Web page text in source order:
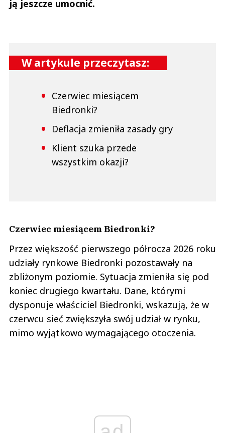
ją jeszcze umocnić.
W artykule przeczytasz:
Czerwiec miesiącem
Biedronki?
Deflacja zmieniła zasady gry
Klient szuka przede
wszystkim okazji?
Czerwiec miesiącem Biedronki?
Przez większość pierwszego półrocza 2026 roku
udziały rynkowe Biedronki pozostawały na
zbliżonym poziomie. Sytuacja zmieniła się pod
koniec drugiego kwartału. Dane, którymi
dysponuje właściciel Biedronki, wskazują, że w
czerwcu sieć zwiększyła swój udział w rynku,
mimo wyjątkowo wymagającego otoczenia.